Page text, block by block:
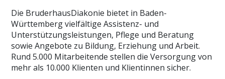
Die BruderhausDiakonie bietet in Baden-
Württemberg vielfältige Assistenz- und
Unterstützungsleistungen, Pflege und Beratung
sowie Angebote zu Bildung, Erziehung und Arbeit.
Rund 5.000 Mitarbeitende stellen die Versorgung von
mehr als 10.000 Klienten und Klientinnen sicher.